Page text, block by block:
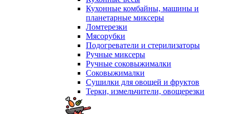
Кухонные комбайны, машины и
планетарные миксеры
Ломтерезки
Мясорубки
Подогреватели и стерилизаторы
Ручные миксеры
Ручные соковыжималки
Соковыжималки
Сушилки для овощей и фруктов
Терки, измельчители, овощерезки